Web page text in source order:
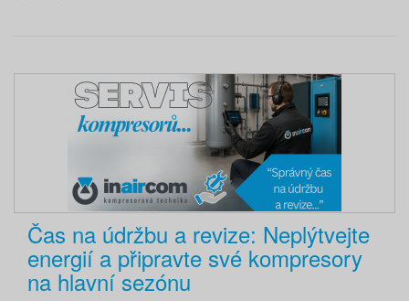
Čas na údržbu a revize: Neplýtvejte
energií a připravte své kompresory
na hlavní sezónu